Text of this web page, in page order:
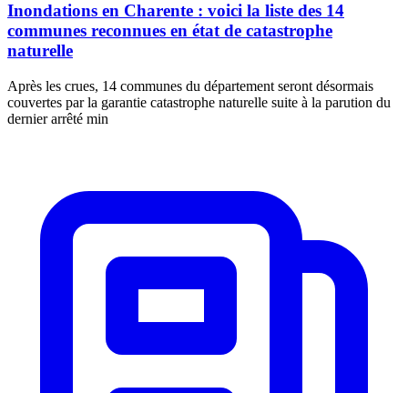
Inondations en Charente : voici la liste des 14
communes reconnues en état de catastrophe
naturelle
Après les crues, 14 communes du département seront désormais
couvertes par la garantie catastrophe naturelle suite à la parution du
dernier arrêté min